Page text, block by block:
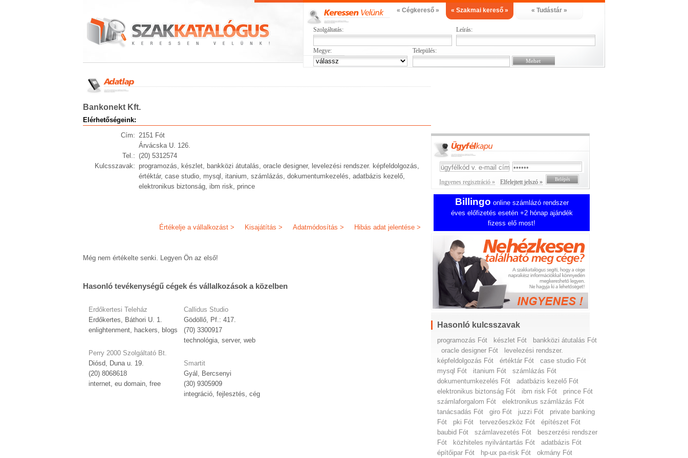
« Cégkereső » « Szakmai kereső » « Tudástár »
Szolgáltatás: Leírás:
Megye: Település:
Bankonekt Kft.
Elérhetőségeink:
Cím: 2151 Fót
Árvácska U. 126.
Tel.: (20) 5312574
Kulcsszavak: programozás, készlet, bankközi átutalás, oracle designer, levelezési rendszer. képfeldolgozás,
értéktár, case studio, mysql, itanium, számlázás, dokumentumkezelés, adatbázis kezelő,
elektronikus biztonság, ibm risk, prince
Hibás adat jelentése >
Adatmódosítás >
Kisajátítás >
Értékelje a vállalkozást >
Még nem értékelte senki. Legyen Ön az első!
Hasonló tevékenységű cégek és vállalkozások a közelben
Erdőkertesi Teleház
Erdőkertes, Báthori U. 1.
enlightenment, hackers, blogs
Perry 2000 Szolgáltató Bt.
Diósd, Duna u. 19.
(20) 8068618
internet, eu domain, free
Callidus Studio
Gödöllő, Pf.: 417.
(70) 3300917
technológia, server, web
Smartit
Gyál, Bercsenyi
(30) 9305909
integráció, fejlesztés, cég
Ingyenes regisztráció » Elfelejtett jelszó »
Billingo online számlázó rendszer
éves előfizetés esetén +2 hónap ajándék
fizess elő most!
Hasonló kulcsszavak
programozás Fót készlet Fót
bankközi átutalás Fót
oracle designer Fót
levelezési rendszer.
képfeldolgozás Fót
értéktár Fót
case studio Fót
mysql Fót
itanium Fót
számlázás Fót
dokumentumkezelés Fót
adatbázis kezelő Fót
elektronikus biztonság Fót
ibm risk Fót
prince Fót
számlaforgalom Fót
elektronikus számlázás Fót
tanácsadás Fót
giro Fót juzzi Fót
private banking
Fót
pki Fót tervezőeszköz Fót
építészet Fót
baubid Fót
számlavezetés Fót
beszerzési rendszer
Fót
közhiteles nyilvántartás Fót
adatbázis Fót
építőipar Fót
hp-ux pa-risk Fót okmány Fót